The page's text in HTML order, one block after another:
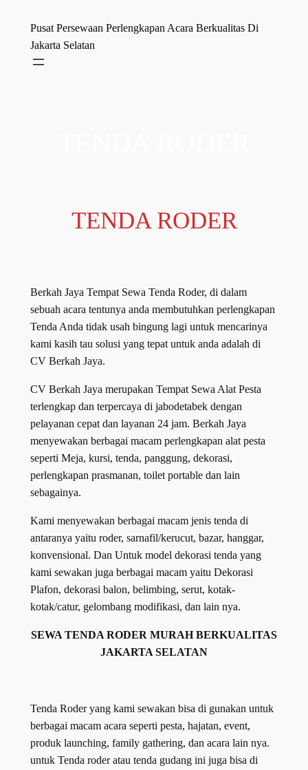
content
Pusat Persewaan Perlengkapan Acara Berkualitas Di
Jakarta Selatan
TENDA RODER
Berkah Jaya Tempat Sewa Tenda Roder, di dalam
sebuah acara tentunya anda membutuhkan perlengkapan
Tenda Anda tidak usah bingung lagi untuk mencarinya
kami kasih tau solusi yang tepat untuk anda adalah di
CV Berkah Jaya.
CV Berkah Jaya merupakan Tempat Sewa Alat Pesta
terlengkap dan terpercaya di jabodetabek dengan
pelayanan cepat dan layanan 24 jam. Berkah Jaya
menyewakan berbagai macam perlengkapan alat pesta
seperti Meja, kursi, tenda, panggung, dekorasi,
perlengkapan prasmanan, toilet portable dan lain
sebagainya.
Kami menyewakan berbagai macam jenis tenda di
antaranya yaitu roder, sarnafil/kerucut, bazar, hanggar,
konvensional. Dan Untuk model dekorasi tenda yang
kami sewakan juga berbagai macam yaitu Dekorasi
Plafon, dekorasi balon, belimbing, serut, kotak-
kotak/catur, gelombang modifikasi, dan lain nya.
SEWA TENDA RODER MURAH BERKUALITAS
JAKARTA SELATAN
Tenda Roder yang kami sewakan bisa di gunakan untuk
berbagai macam acara seperti pesta, hajatan, event,
produk launching, family gathering, dan acara lain nya.
untuk Tenda roder atau tenda gudang ini juga bisa di